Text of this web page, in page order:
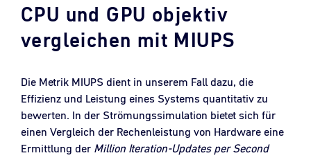
CPU und GPU objektiv
vergleichen mit MIUPS
Die Metrik MIUPS dient in unserem Fall dazu, die
Effizienz und Leistung eines Systems quantitativ zu
bewerten. In der Strömungssimulation bietet sich für
einen Vergleich der Rechenleistung von Hardware eine
Ermittlung der Million Iteration-Updates per Second